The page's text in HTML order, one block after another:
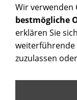
Wir verwenden
bestmögliche
erklären Sie
weiterführende
zuzulassen